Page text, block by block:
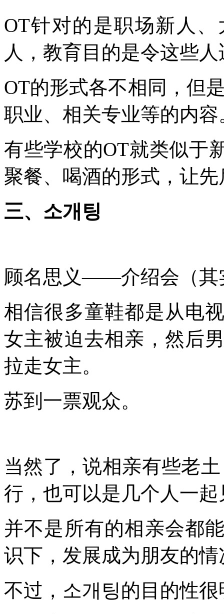
OT针对的是职场新人
人，教育目的是令这些
OT的形式各不相同，但
职业、相关专业等的内容
有些学校的OT就类似于
聚餐、喝酒的形式，让
三、소개팅
顾名思义——介绍会（其
相信很多童鞋都是从电
女主被迫去相亲，然后
拉走女主。
苏到一票观众。
当然了，说相亲有些老
行，也可以是几个人一
并不是所有的相亲会都
识下，发展成为朋友的
不过，소개팅的目的性